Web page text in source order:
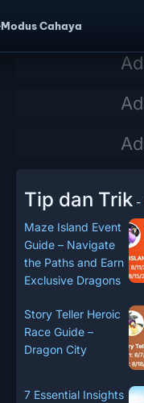
Modus Cahaya
Tip dan Trik -
Maze Island Event
Guide – Navigate
the Paths and Earn
Exclusive Dragons
Story Teller Heroic
Race Guide –
Dragon City
7 Essential Insights